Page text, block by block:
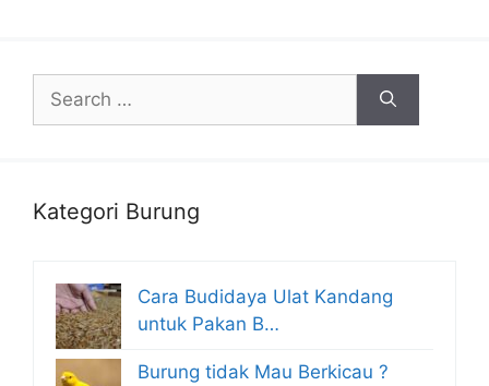
for:
Kategori Burung
Cara Budidaya Ulat Kandang
untuk Pakan B…
Burung tidak Mau Berkicau ?